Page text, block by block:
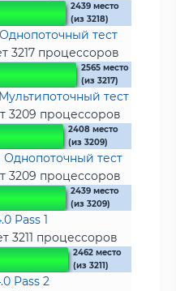
2439 место
(из 3218)
тест
3217 процессоров
2565 место
(из 3217)
тест
3209 процессоров
2408 место
(из 3209)
Однопоточный тест
3209 процессоров
2439 место
(из 3209)
Pass 1
3211 процессоров
2462 место
(из 3211)
Pass 2